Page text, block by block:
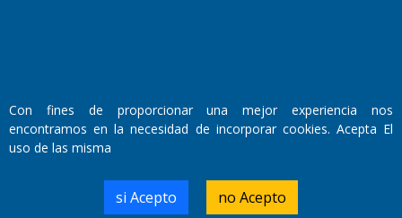
Santa Rosa, La Pampa.
Número de Registro DNDA:
RL-2019-55551274-APN-DNDA#MJ
Con fines de proporcionar una mejor experiencia nos
encontramos en la necesidad de incorporar cookies. Acepta El
uso de las misma
si Acepto no Acepto